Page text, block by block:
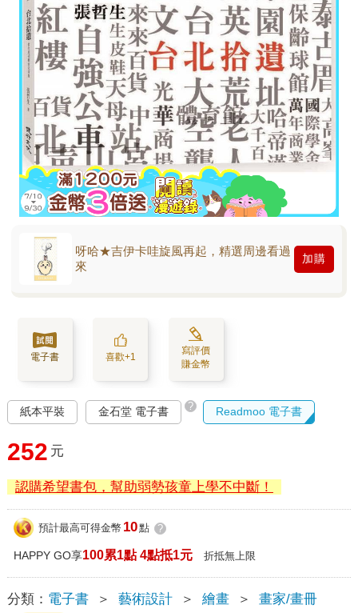
呀哈★吉伊卡哇旋風再起，精選周邊看過
來
加購
電子書 喜歡+1
寫評價
賺金幣
紙本平裝 金石堂 電子書 ? Readmoo 電子書
252 元
認購希望書包，幫助弱勢孩童上學不中斷！
預計最高可得金幣 10點 ?
HAPPY GO享100累1點 4點抵1元 折抵無上限
分類： 電子書 ＞ 藝術設計 ＞ 繪畫 ＞ 畫家/畫冊